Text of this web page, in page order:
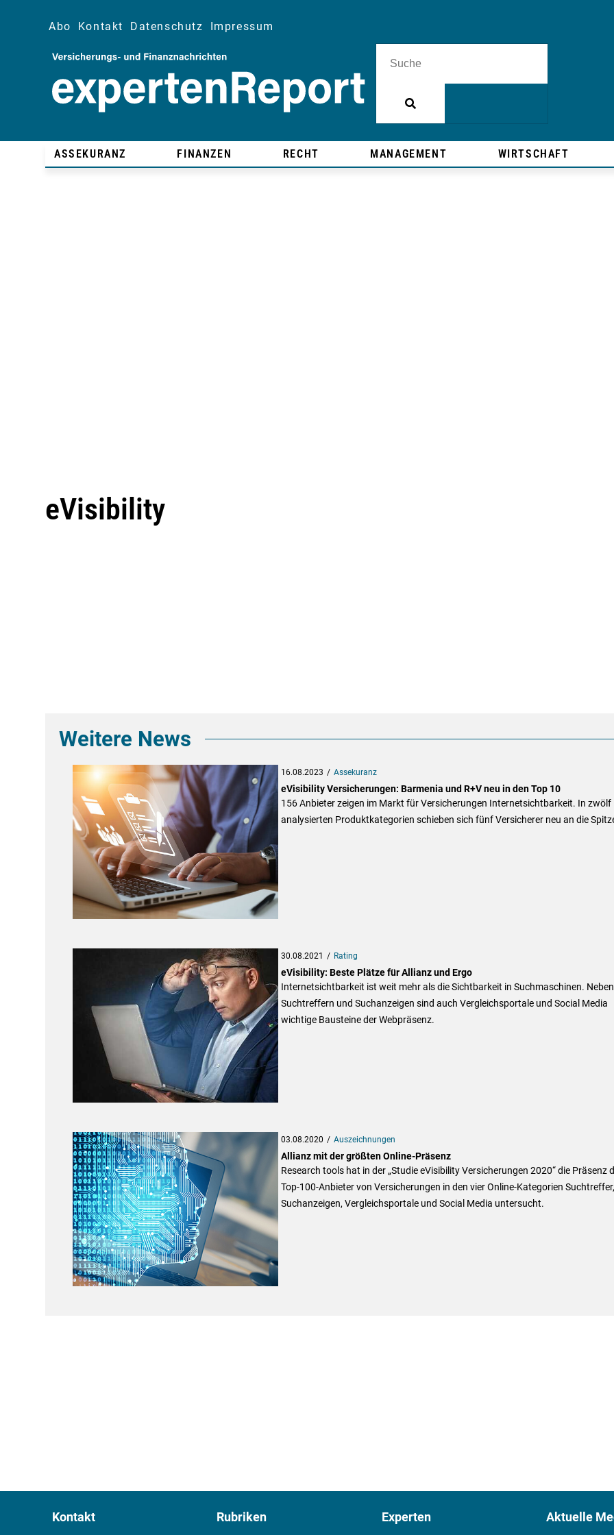
Abo Kontakt Datenschutz Impressum
ASSEKURANZ FINANZEN RECHT MANAGEMENT WIRTSCHAFT
eVisibility
Weitere News
16.08.2023 Assekuranz
eVisibility Versicherungen: Barmenia und R+V neu in den Top 10
156 Anbieter zeigen im Markt für Versicherungen Internetsichtbarkeit. In zwölf
analysierten Produktkategorien schieben sich fünf Versicherer neu an die
30.08.2021 Rating
eVisibility: Beste Plätze für Allianz und Ergo
Internetsichtbarkeit ist weit mehr als die Sichtbarkeit in Suchmaschinen. Neben
Suchtreffern und Suchanzeigen sind auch Vergleichsportale und Social Media
wichtige Bausteine der Webpräsenz.
03.08.2020 Auszeichnungen
Allianz mit der größten Online-Präsenz
Research tools hat in der „Studie eVisibility Versicherungen 2020“ die Präsenz
Top-100-Anbieter von Versicherungen in den vier Online-Kategorien Suchtreffer,
Suchanzeigen, Vergleichsportale und Social Media untersucht.
Kontakt Rubriken Experten Aktuelle